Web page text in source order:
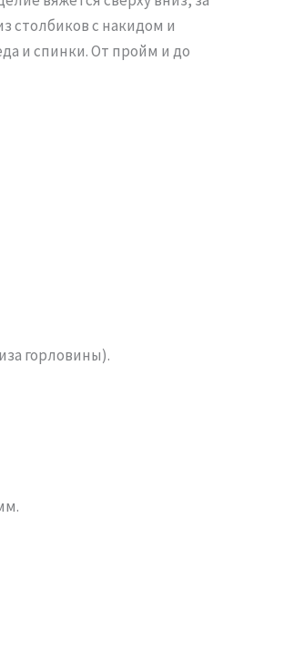
столбиков с накидом и
и спинки. От пройм и до
горловины).